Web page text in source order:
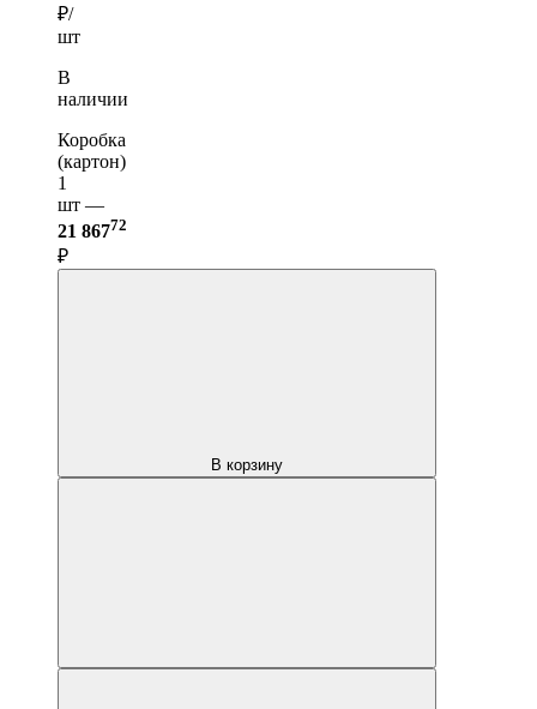
₽/
шт
В
наличии
Коробка
(картон)
1
шт —
21 86772
₽
В корзину